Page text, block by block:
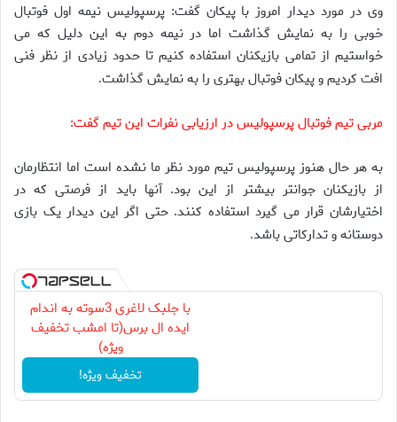
وی در مورد دیدار امروز با پیکان گفت: پرسپولیس نیمه اول فوتبال
خوبی را به نمایش گذاشت اما در نیمه دوم به این دلیل که می
خواستیم از تمامی بازیکنان استفاده کنیم تا حدود زیادی از نظر فنی
افت کردیم و پیکان فوتبال بهتری را به نمایش گذاشت.
مربی تیم فوتبال پرسپولیس در ارزیابی نفرات این تیم گفت:
به هر حال هنوز پرسپولیس تیم مورد نظر ما نشده است اما انتظارمان
از بازیکنان جوانتر بیشتر از این بود. آنها باید از فرصتی که در
اختیارشان قرار می گیرد استفاده کنند. حتی اگر این دیدار یک بازی
دوستانه و تدارکاتی باشد.
با جلبک لاغری 3سوته به اندام
ایده ال برس(تا امشب تخفیف
ویژه)
تخفیف ویژه!